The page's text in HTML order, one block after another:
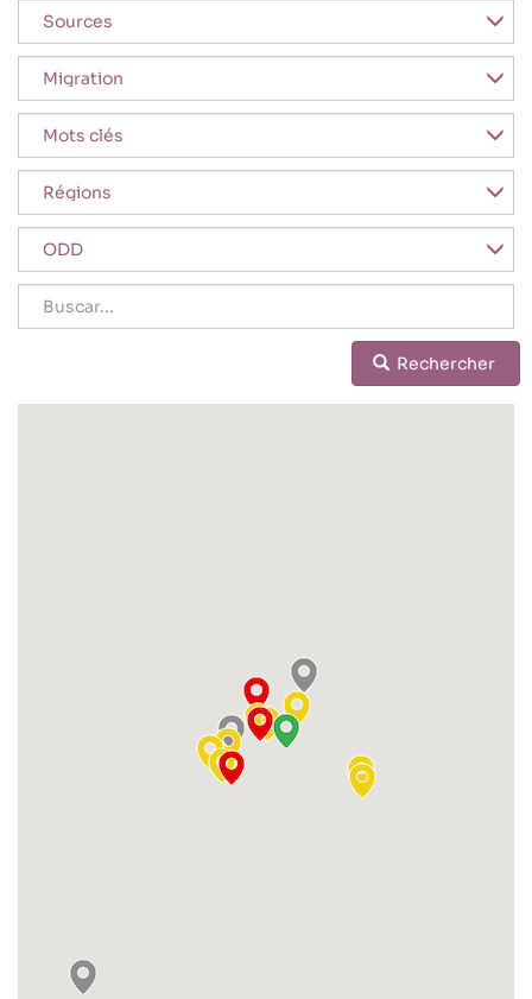
Origen
Área de trabajo
Palabras clave
Región
SDGs
Buscar
Rechercher